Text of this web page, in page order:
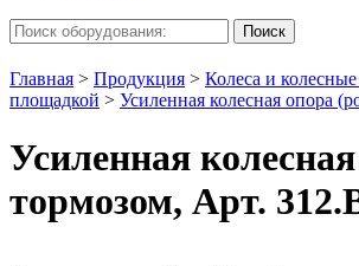
Главная > Продукция > Колеса и
площадкой > Усиленная колесная опора
Усиленная
тормозом, Арт.